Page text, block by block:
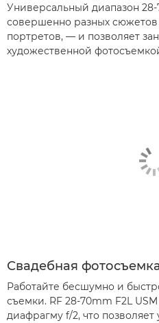
Универсальный диапазон
совершенно разных
портретов, — и позволяет
художественной
Свадебная
Работайте бесшумно и
съемки. RF 28-70mm F2L
диафрагму f/2, что